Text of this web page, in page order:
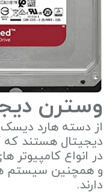
وسترن
از دسته هارد
دیجیتال هستند که
در انواع کامپیوتر
و همچنین سیستم
دارند.